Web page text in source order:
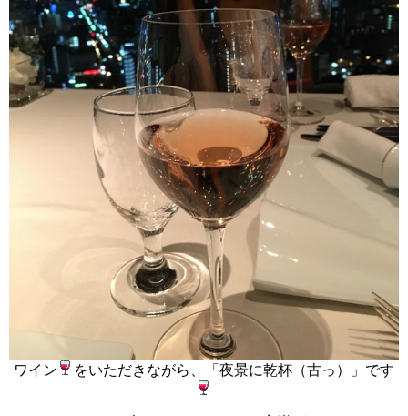
ワイン をいただきながら、「夜景に乾杯（古っ）」です